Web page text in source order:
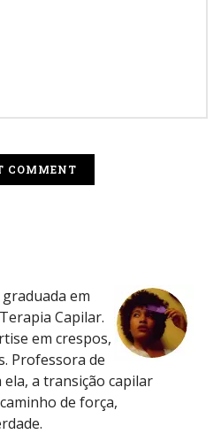
em
Capilar.
em crespos,
Professora de
a transição capilar
de força,